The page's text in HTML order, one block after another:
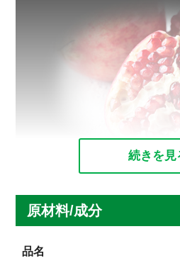
特徴 ビタミンE＋鉄を
しっかり摂れる栄養機能食品。
続きを見
品名